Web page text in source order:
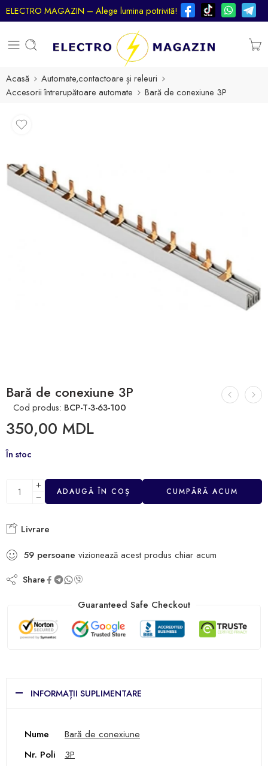
ELECTRO MAGAZIN – Alege lumina potrivită!
Acasă
Automate,contactoare și releuri
Accesorii întrerupătoare automate
Bară de conexiune 3P
Bară de conexiune 3P
Cod produs: BCP-T-3-63-100
350,00 MDL
În stoc
ADAUGĂ ÎN COȘ CUMPĂRĂ ACUM
Livrare
59 persoane vizionează acest produs chiar acum
Share
Guaranteed Safe Checkout
INFORMAȚII SUPLIMENTARE
Nume
Bară de conexiune
Nr. Poli
3P